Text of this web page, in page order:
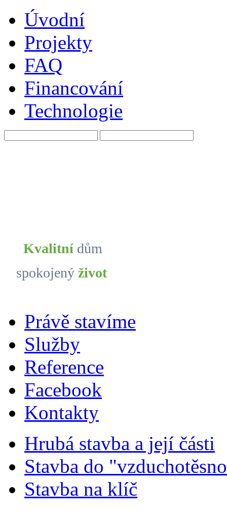
Úvodní
Projekty
FAQ
Financování
Technologie
Kvalitní dům
spokojený život
Právě stavíme
Služby
Reference
Facebook
Kontakty
Hrubá stavba a její části
Stavba do
Stavba na klíč